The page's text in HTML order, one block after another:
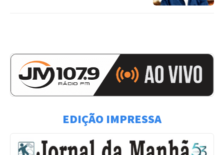
EDIÇÃO IMPRESSA